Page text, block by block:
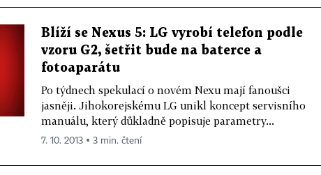
Blíží se Nexus 5: LG vyrobí telefon podle
vzoru G2, šetřit bude na baterce a
fotoaparátu
Po týdnech spekulací o novém Nexu mají fanoušci
jasněji. Jihokorejskému LG unikl koncept servisního
manuálu, který důkladně popisuje parametry...
7. 10. 2013 ▪ 3 min. čtení